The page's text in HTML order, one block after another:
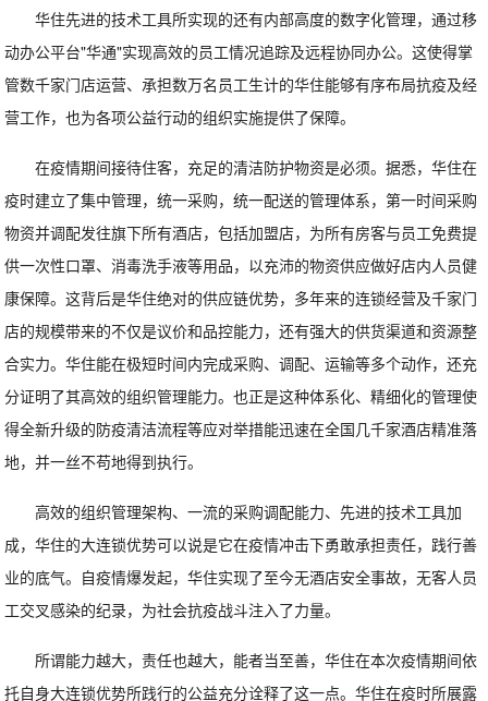
华住先进的技术工具所实现的还有内部高度的数字化管理，通过移
动办公平台"华通"实现高效的员工情况追踪及远程协同办公。这使得掌
管数千家门店运营、承担数万名员工生计的华住能够有序布局抗疫及经
营工作，也为各项公益行动的组织实施提供了保障。
在疫情期间接待住客，充足的清洁防护物资是必须。据悉，华住在
疫时建立了集中管理，统一采购，统一配送的管理体系，第一时间采购
物资并调配发往旗下所有酒店，包括加盟店，为所有房客与员工免费提
供一次性口罩、消毒洗手液等用品，以充沛的物资供应做好店内人员健
康保障。这背后是华住绝对的供应链优势，多年来的连锁经营及千家门
店的规模带来的不仅是议价和品控能力，还有强大的供货渠道和资源整
合实力。华住能在极短时间内完成采购、调配、运输等多个动作，还充
分证明了其高效的组织管理能力。也正是这种体系化、精细化的管理使
得全新升级的防疫清洁流程等应对举措能迅速在全国几千家酒店精准落
地，并一丝不苟地得到执行。
高效的组织管理架构、一流的采购调配能力、先进的技术工具加
成，华住的大连锁优势可以说是它在疫情冲击下勇敢承担责任，践行善
业的底气。自疫情爆发起，华住实现了至今无酒店安全事故，无客人员
工交叉感染的纪录，为社会抗疫战斗注入了力量。
所谓能力越大，责任也越大，能者当至善，华住在本次疫情期间依
托自身大连锁优势所践行的公益充分诠释了这一点。华住在疫时所展露